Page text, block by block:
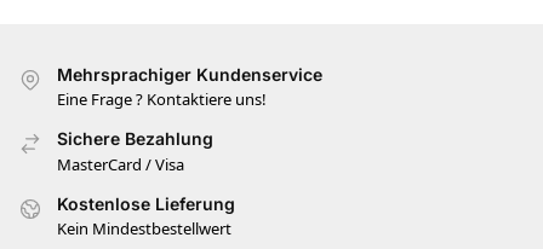
Mehrsprachiger Kundenservice
Eine Frage ? Kontaktiere uns!
Sichere Bezahlung
MasterCard / Visa
Kostenlose Lieferung
Kein Mindestbestellwert